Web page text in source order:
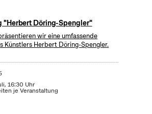
"Herbert Döring-Spengler"
wir eine umfassende
Künstlers Herbert Döring-Spengler.
16:30 Uhr
je Veranstaltung